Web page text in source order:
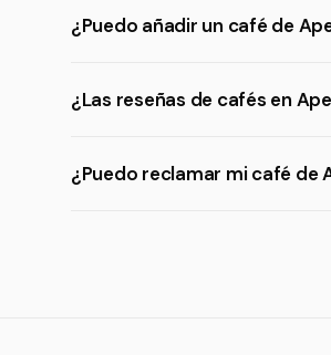
¿Puedo añadir un café de
¿Las reseñas de cafés en
¿Puedo reclamar mi café de